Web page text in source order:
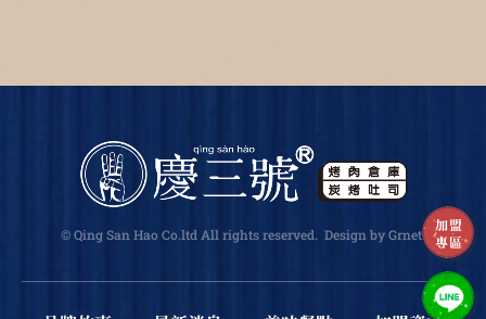
加盟
專區
© Qing San Hao Co.ltd All rights reserved. Design by Grnet.